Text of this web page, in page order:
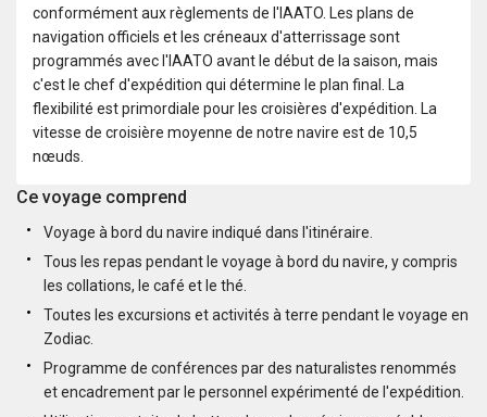
conformément aux règlements de l'IAATO. Les plans de
navigation officiels et les créneaux d'atterrissage sont
programmés avec l'IAATO avant le début de la saison, mais
c'est le chef d'expédition qui détermine le plan final. La
flexibilité est primordiale pour les croisières d'expédition. La
vitesse de croisière moyenne de notre navire est de 10,5
nœuds.
Ce voyage comprend
Voyage à bord du navire indiqué dans l'itinéraire.
Tous les repas pendant le voyage à bord du navire, y compris
les collations, le café et le thé.
Toutes les excursions et activités à terre pendant le voyage en
Zodiac.
Programme de conférences par des naturalistes renommés
et encadrement par le personnel expérimenté de l'expédition.